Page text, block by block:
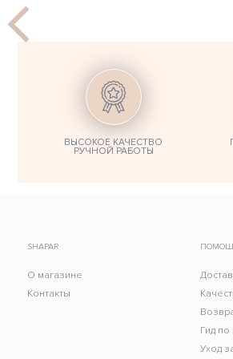
ВЫСОКОЕ КАЧЕСТВО
РУЧНОЙ РАБОТЫ
SHAPAR
О магазине
Контакты
Гид
Уход